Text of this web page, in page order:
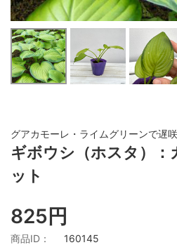
グアカモーレ・ライムグリーンで遅
ギボウシ（ホスタ）
ット
825円
商品ID： 160145